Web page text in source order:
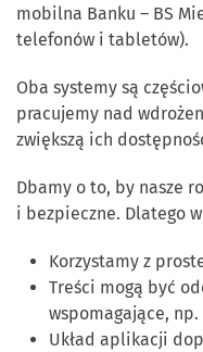
mobilna Banku – BS
telefonów i tabletów).
Oba systemy są
pracujemy nad
zwiększą ich
Dbamy o to, by nasze
i bezpieczne. Dlatego
Korzystamy z
Treści mogą być
wspomagające,
Układ aplikacji